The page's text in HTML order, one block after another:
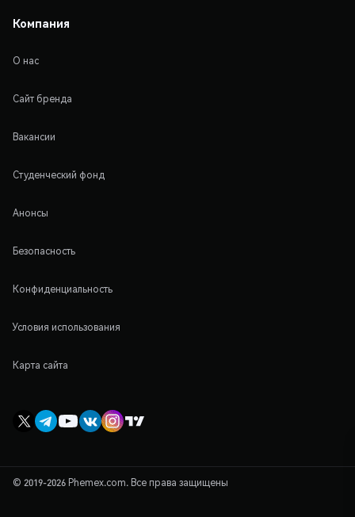
Компания
О нас
Сайт бренда
Вакансии
Студенческий фонд
Анонсы
Безопасность
Конфиденциальность
Условия использования
Карта сайта
© 2019-2026 Phemex.com. Все права защищены